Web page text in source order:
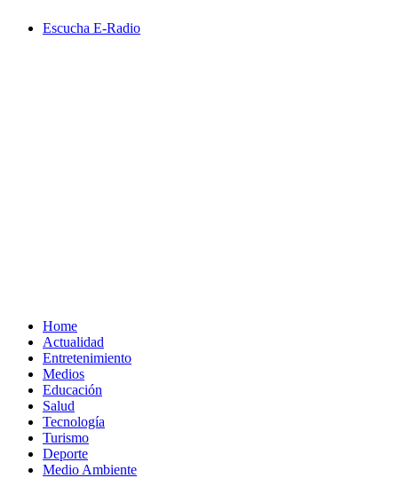
Escucha E-Radio
Home
Actualidad
Entretenimiento
Medios
Educación
Salud
Tecnología
Turismo
Deporte
Medio Ambiente